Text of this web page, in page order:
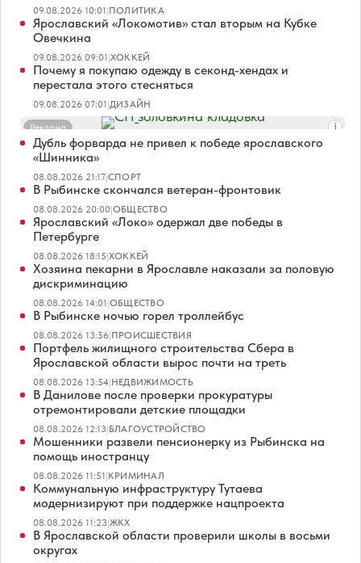
09.08.2026 10:01|ПОЛИТИКА
Ярославский «Локомотив» стал вторым на Кубке
Овечкина
09.08.2026 09:01|ХОККЕЙ
Почему я покупаю одежду в секонд-хендах и
перестала этого стесняться
09.08.2026 07:01|ДИЗАЙН
Реклама
Дубль форварда не привел к победе ярославского
«Шинника»
08.08.2026 21:17|СПОРТ
В Рыбинске скончался ветеран-фронтовик
08.08.2026 20:00|ОБЩЕСТВО
Ярославский «Локо» одержал две победы в
Петербурге
08.08.2026 18:15|ХОККЕЙ
Хозяина пекарни в Ярославле наказали за половую
дискриминацию
08.08.2026 14:01|ОБЩЕСТВО
В Рыбинске ночью горел троллейбус
08.08.2026 13:56|ПРОИСШЕСТВИЯ
Портфель жилищного строительства Сбера в
Ярославской области вырос почти на треть
08.08.2026 13:54|НЕДВИЖИМОСТЬ
В Данилове после проверки прокуратуры
отремонтировали детские площадки
08.08.2026 12:13|БЛАГОУСТРОЙСТВО
Мошенники развели пенсионерку из Рыбинска на
помощь иностранцу
08.08.2026 11:51|КРИМИНАЛ
Коммунальную инфраструктуру Тутаева
модернизируют при поддержке нацпроекта
08.08.2026 11:23|ЖКХ
В Ярославской области проверили школы в восьми
округах